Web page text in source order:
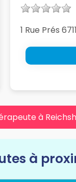
1 Rue Prés
à
à